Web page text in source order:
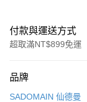
付款與運送方式
超取滿NT$899免運
信用卡一次付款
品牌
SADOMAIN 仙德曼